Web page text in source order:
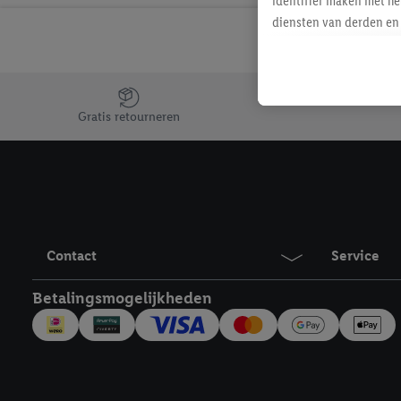
Jouw voordelen bij ons als Lidl webshop klant
Gratis retourneren
Contact Service
Betalingsmogelijkheden
diensten van derden
Als je hiervoor
eerder interesse hebt
maar het niet te
mailadres en met
Onder "Aanpassen"
Door te klikken op
technieken worden
inclusief over de
trekken, vind je in onze
over de cookies die